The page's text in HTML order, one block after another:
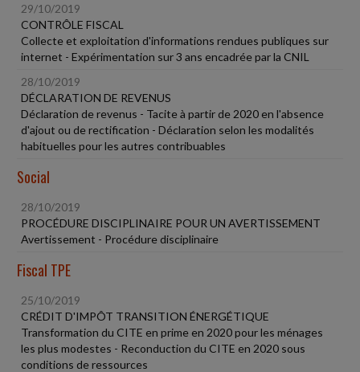
29/10/2019
CONTRÔLE FISCAL
Collecte et exploitation d'informations rendues publiques sur
internet - Expérimentation sur 3 ans encadrée par la CNIL
28/10/2019
DÉCLARATION DE REVENUS
Déclaration de revenus - Tacite à partir de 2020 en l'absence
d'ajout ou de rectification - Déclaration selon les modalités
habituelles pour les autres contribuables
Social
28/10/2019
PROCÉDURE DISCIPLINAIRE POUR UN AVERTISSEMENT
Avertissement - Procédure disciplinaire
Fiscal TPE
25/10/2019
CRÉDIT D'IMPÔT TRANSITION ÉNERGÉTIQUE
Transformation du CITE en prime en 2020 pour les ménages
les plus modestes - Reconduction du CITE en 2020 sous
conditions de ressources